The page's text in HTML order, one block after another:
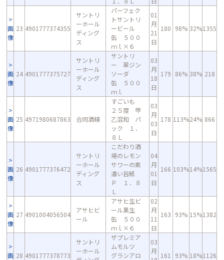
画
像
23 4901777374355
サントリ
ーホール
ディング
ス
パーフェク
トサントリ
ービール
缶 ５００
ｍｌ×６
01
月
21
日
180 98% 32%1355
画
像
24 4901777375727
サントリ
ーホール
ディング
ス
サントリ
ー 翠ジン
ソーダ
缶 ５００
ｍｌ
03
月
18
日
179 86% 38% 218
画
像
25 4971980687863 合同酒精
すごいも
２５度 甲
乙混和 パ
ック １．
８Ｌ
03
月
03
日
178 113%24% 866
画
像
26 4901777376472
サントリ
ーホール
ディング
ス
こだわり酒
場のレモン
サワーの素
濃い旨紙
Ｐ １．８
Ｌ
04
月
01
日
166 103%14%1565
画
像
27 4901004056504
アサヒビ
ール
アサヒ生ビ
ール黒生
缶 ５００
ｍｌ×６
02
月
11
日
163 93% 15%1382
画 28 4901777378773
サントリ
ーホール
ザプレミア
ムモルツ
グランアロ
03
月
161 93% 18%1126